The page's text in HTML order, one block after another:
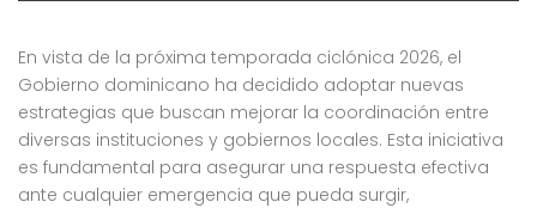
En vista de la próxima temporada ciclónica 2026, el
Gobierno dominicano ha decidido adoptar nuevas
estrategias que buscan mejorar la coordinación entre
diversas instituciones y gobiernos locales. Esta iniciativa
es fundamental para asegurar una respuesta efectiva
ante cualquier emergencia que pueda surgir,